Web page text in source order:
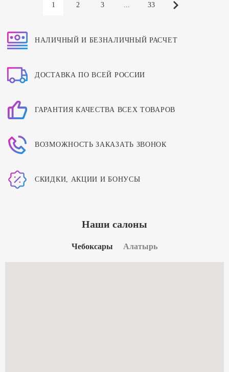
1 2 3 ... 33
НАЛИЧНЫЙ И БЕЗНАЛИЧНЫЙ РАСЧЕТ
ДОСТАВКА ПО ВСЕЙ РОССИИ
ГАРАНТИЯ КАЧЕСТВА ВСЕХ ТОВАРОВ
ВОЗМОЖНОСТЬ ЗАКАЗАТЬ ЗВОНОК
СКИДКИ, АКЦИИ И БОНУСЫ
Наши салоны
Чебоксары Алатырь